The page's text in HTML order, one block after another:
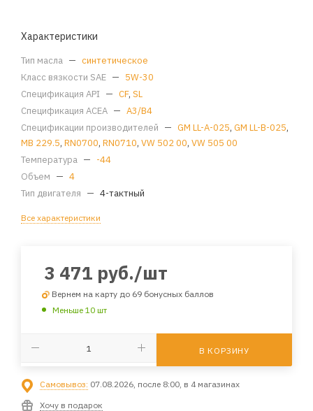
Характеристики
Тип масла — синтетическое
Класс вязкости SAE — 5W-30
Спецификация API — CF, SL
Спецификация ACEA — A3/B4
Спецификации производителей — GM LL-A-025, GM LL-B-025,
MB 229.5, RN0700, RN0710, VW 502 00, VW 505 00
Температура — -44
Объем — 4
Тип двигателя — 4-тактный
Все характеристики
3 471 руб./шт
Вернем на карту до 69 бонусных баллов
Меньше 10 шт
В КОРЗИНУ
Самовывоз: 07.08.2026, после 8:00, в 4 магазинах
Хочу в подарок